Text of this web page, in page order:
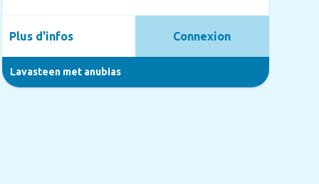
Lavasteen met anubias
Plus d'infos Connexion